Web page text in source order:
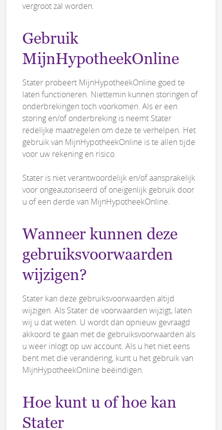
vergroot zal worden.
Gebruik
MijnHypotheekOnline
Stater probeert MijnHypotheekOnline goed te
laten functioneren. Niettemin kunnen storingen of
onderbrekingen toch voorkomen. Als er een
storing en/of onderbreking is neemt Stater
redelijke maatregelen om deze te verhelpen. Het
gebruik van MijnHypotheekOnline is te allen tijde
voor uw rekening en risico.
Stater is niet verantwoordelijk en/of aansprakelijk
voor ongeautoriseerd of oneigenlijk gebruik door
u of een derde van MijnHypotheekOnline.
Wanneer kunnen deze
gebruiksvoorwaarden
wijzigen?
Stater kan deze gebruiksvoorwaarden altijd
wijzigen. Als Stater de voorwaarden wijzigt, laten
wij u dat weten. U wordt dan opnieuw gevraagd
akkoord te gaan met de gebruiksvoorwaarden als
u weer inlogt op uw account. Als u het niet eens
bent met die verandering, kunt u het gebruik van
MijnHypotheekOnline beëindigen.
Hoe kunt u of hoe kan
Stater